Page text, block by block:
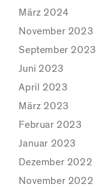
März 2024
November 2023
September 2023
Juni 2023
April 2023
März 2023
Februar 2023
Januar 2023
Dezember 2022
November 2022